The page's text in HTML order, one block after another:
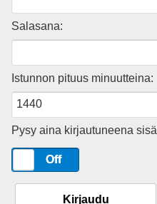
Salasana:
Istunnon pituus minuutteina:
Pysy aina kirjautuneena
Off
Kirjaudu